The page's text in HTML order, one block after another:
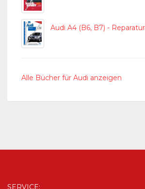
Audi A4 (B6, B7) -
Alle Bücher für Audi anzeigen
SERVICE: